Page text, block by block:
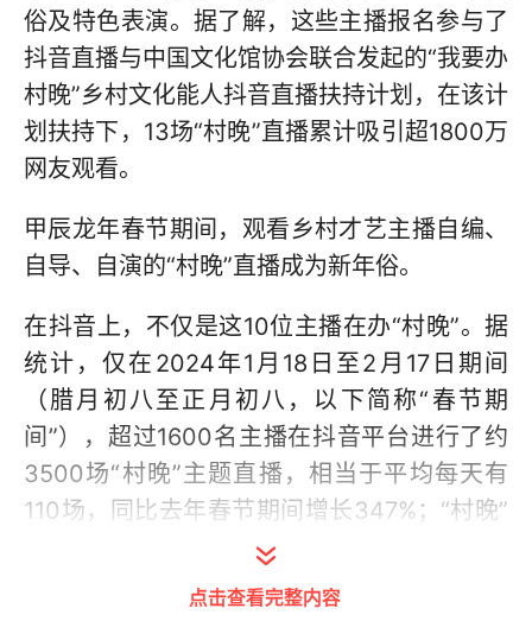
俗及特色表演。据了解，这些主播报名参与了
抖音直播与中国文化馆协会联合发起的“我要办
村晚”乡村文化能人抖音直播扶持计划，在该计
划扶持下，13场“村晚”直播累计吸引超1800万
网友观看。
甲辰龙年春节期间，观看乡村才艺主播自编、
自导、自演的“村晚”直播成为新年俗。
在抖音上，不仅是这10位主播在办“村晚”。据
统计，仅在2024年1月18日至2月17日期间
（腊月初八至正月初八，以下简称“春节期
间”），超过1600名主播在抖音平台进行了约
3500场“村晚”主题直播，相当于平均每天有
110场，同比去年春节期间增长347%；“村晚”
相关话题在抖音平台累计播放量超1.1亿次。来
自不同地区、多个民族、年龄各异的乡村才艺
点击查看完整内容